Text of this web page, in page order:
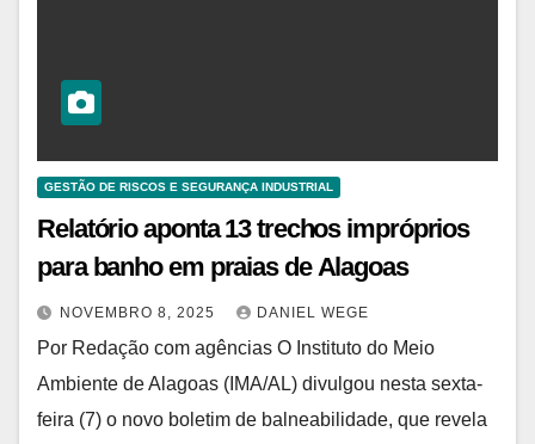
GESTÃO DE RISCOS E SEGURANÇA INDUSTRIAL
Relatório aponta 13 trechos impróprios
para banho em praias de Alagoas
NOVEMBRO 8, 2025 DANIEL WEGE
Por Redação com agências O Instituto do Meio
Ambiente de Alagoas (IMA/AL) divulgou nesta sexta-
feira (7) o novo boletim de balneabilidade, que revela